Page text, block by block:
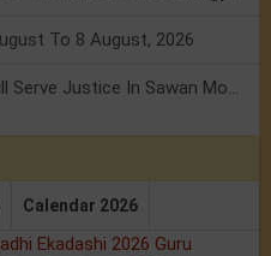
To 8 August, 2026
Calendar 2026
Ekadashi 2026 Guru